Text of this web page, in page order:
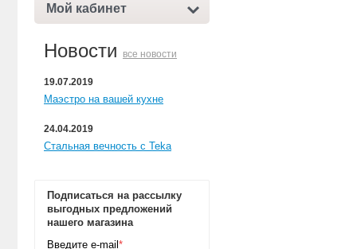
Мой кабинет
Новости все новости
19.07.2019
Маэстро на вашей кухне
24.04.2019
Стальная вечность с Teka
Подписаться на рассылку
выгодных предложений
нашего магазина
Введите e-mail *